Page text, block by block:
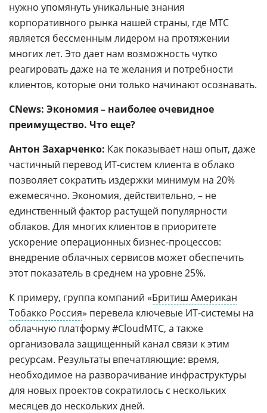
нужно упомянуть уникальные знания
корпоративного рынка нашей страны, где МТС
является бессменным лидером на протяжении
многих лет. Это дает нам возможность чутко
реагировать даже на те желания и потребности
клиентов, которые они только начинают осознавать.
CNews: Экономия – наиболее очевидное
преимущество. Что еще?
Антон Захарченко: Как показывает наш опыт, даже
частичный перевод ИТ-систем клиента в облако
позволяет сократить издержки минимум на 20%
ежемесячно. Экономия, действительно, – не
единственный фактор растущей популярности
облаков. Для многих клиентов в приоритете
ускорение операционных бизнес-процессов:
внедрение облачных сервисов может обеспечить
этот показатель в среднем на уровне 25%.
К примеру, группа компаний «Бритиш Американ
Тобакко Россия» перевела ключевые ИТ-системы на
облачную платформу #CloudМТС, а также
организовала защищенный канал связи к этим
ресурсам. Результаты впечатляющие: время,
необходимое на разворачивание инфраструктуры
для новых проектов сократилось с нескольких
месяцев до нескольких дней.